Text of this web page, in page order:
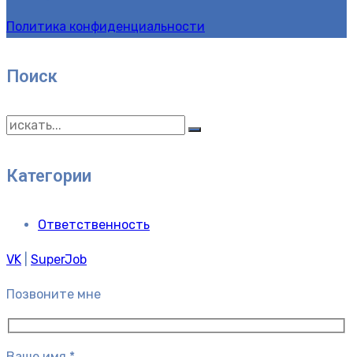
Политика конфиденциальности
Поиск
Искать:
Категории
Ответственность
VK SuperJob
Позвоните мне